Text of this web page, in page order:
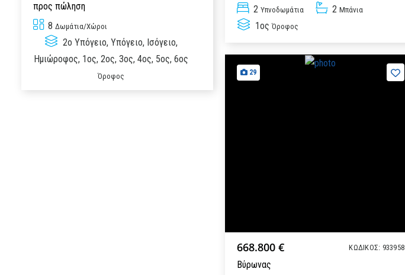
προς πώληση
8 Δωμάτια/Χώροι
2ο Υπόγειο, Υπόγειο, Ισόγειο,
Ημιώροφος, 1ος, 2ος, 3ος, 4ος, 5ος, 6ος
Όροφος
2 Υπνοδωμάτια 2 Μπάνια
1ος Όροφος
29
668.800 € ΚΩΔΙΚΟΣ: 933958
Βύρωνας